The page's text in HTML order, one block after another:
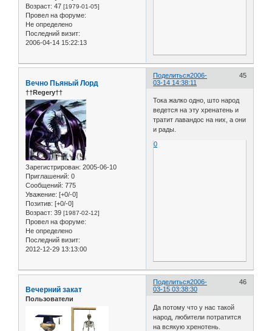
Возраст: 47 [1979-01-05]
Провел на форуме:
Не определено
Последний визит:
2006-04-14 15:22:13
Поделиться 45
2006-
03-14 14:38:11
Вечно Пьяный Лорд
††Regery††
Зарегистрирован: 2005-06-10
Приглашений: 0
Сообщений: 775
Уважение: [+0/-0]
Позитив: [+0/-0]
Возраст: 39 [1987-02-12]
Провел на форуме:
Не определено
Последний визит:
2012-12-29 13:13:00
Тока жалко одно, што народ
ведется на эту хренатень и
тратит лавандос на них, а они
и рады.
0
Поделиться 46
2006-
03-15 03:38:30
Вечерний закат
Пользователи
Да потому что у нас такой
народ, любители потратится
на всякую хренотень.